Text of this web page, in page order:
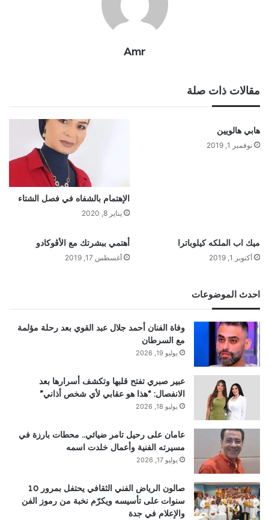
Amr
مقالات ذات صلة
هابي هالويين
نوفمبر 1, 2019
الإهتمام بالشفاه في فصل الشتاء
يناير 8, 2020
ميك اب الملكه كيلوباترا
أكتوبر 1, 2019
أهتمي ببشرتك مع الأڤوكادو
أغسطس 17, 2019
احدث الموضوعات
وفاة الفنان أحمد جلال عبد القوي بعد رحلة مؤلمة
مع السرطان
يوليو 19, 2026
عبير صبري تفتح قلبها وتكشف أسرارها بعد
الانفصال: “هذا هو عقابي لأي شخص أذاني”
يوليو 18, 2026
عامان على رحيل تامر ضيائي.. محطات بارزة في
مسيرته الفنية وأعمال خلدت اسمه
يوليو 17, 2026
صالون الرياض الفني الثقافي يحتفل بمرور 10
سنوات على تأسيسه ويكرّم نخبة من رموز الفن
والإعلام في جدة